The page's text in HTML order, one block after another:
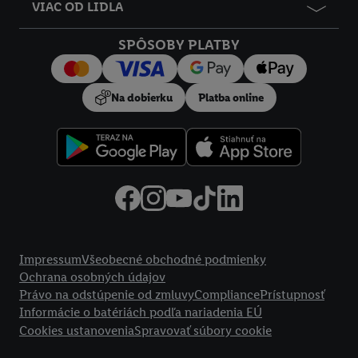
VIAC OD LIDLA
SPÔSOBY PLATBY
Na dobierku Platba online
ImpressumVšeobecné obchodné podmienky
Ochrana osobných údajov
Právo na odstúpenie od zmluvyCompliancePrístupnosť
Informácie o batériách podľa nariadenia EÚ
Cookies ustanoveniaSpravovať súbory cookie
údajov.
používanie potrebných technológií. Kliknutím na "
vyjadríte súhlas so spracúvaním na všetky vyššie uvedené účely.
Ďalšie informácie vrátane informácií o dobe uchovávania
údajov a Vašom práve kedykoľvek odvolať súhlas s účinnosťou
Imprint nájdete tu.